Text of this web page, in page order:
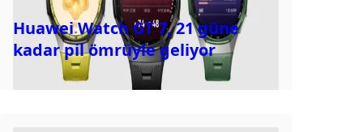
Huawei Watch GT 7, 21 güne
kadar pil ömrüyle geliyor